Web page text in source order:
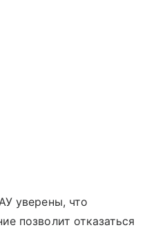
уверены, что
позволит отказаться